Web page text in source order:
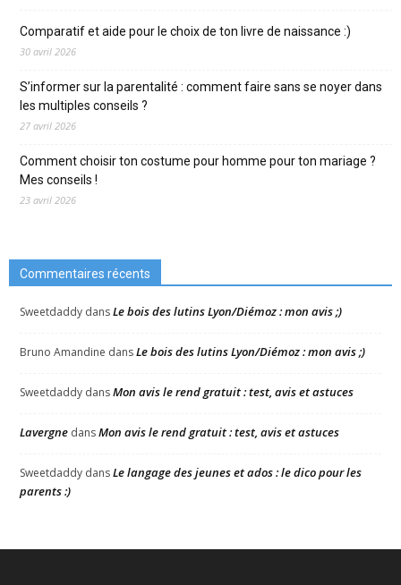
Comparatif et aide pour le choix de ton livre de naissance :)
30 avril 2026
S’informer sur la parentalité : comment faire sans se noyer dans
les multiples conseils ?
27 avril 2026
Comment choisir ton costume pour homme pour ton mariage ?
Mes conseils !
23 avril 2026
Commentaires récents
Sweetdaddy dansLe bois des lutins Lyon/Diémoz : mon avis ;)
Bruno Amandine dansLe bois des lutins Lyon/Diémoz : mon avis ;)
Sweetdaddy dansMon avis le rend gratuit : test, avis et astuces
Lavergne dansMon avis le rend gratuit : test, avis et astuces
Sweetdaddy dansLe langage des jeunes et ados : le dico pour les
parents :)